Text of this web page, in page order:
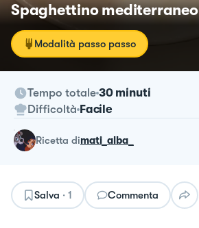
Spaghettino mediterraneo
Modalità passo passo
Tempo totale 30 minuti
Difficoltà Facile
ricetta dimati_alba_
Salva · 1 Commenta